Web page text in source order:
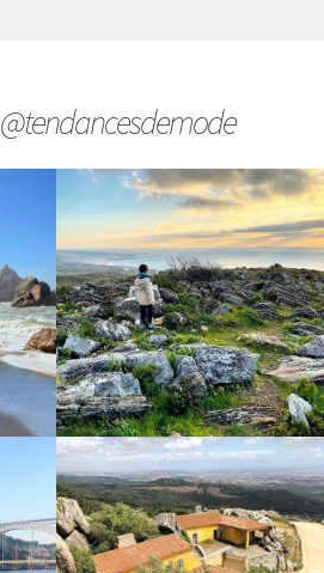
@tendancesdemode